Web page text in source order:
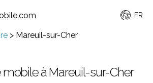
FR
> Mareuil-sur-Cher
à Mareuil-sur-Cher